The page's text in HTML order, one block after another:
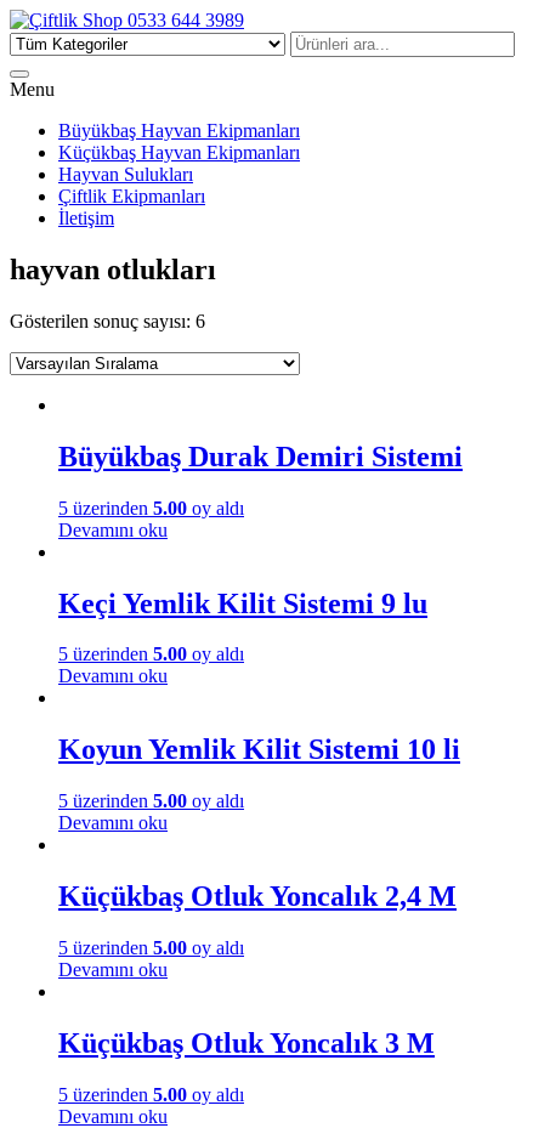
Çiftlik Shop 0533 644 3989
Menu
Büyükbaş Hayvan Ekipmanları
Küçükbaş Hayvan Ekipmanları
Hayvan Sulukları
Çiftlik Ekipmanları
İletişim
hayvan otlukları
Gösterilen sonuç sayısı: 6
Büyükbaş Durak Demiri Sistemi
5 üzerinden 5.00 oy aldı
Devamını oku
Keçi Yemlik Kilit Sistemi 9 lu
5 üzerinden 5.00 oy aldı
Devamını oku
Koyun Yemlik Kilit Sistemi 10 li
5 üzerinden 5.00 oy aldı
Devamını oku
Küçükbaş Otluk Yoncalık 2,4 M
5 üzerinden 5.00 oy aldı
Devamını oku
Küçükbaş Otluk Yoncalık 3 M
5 üzerinden 5.00 oy aldı
Devamını oku